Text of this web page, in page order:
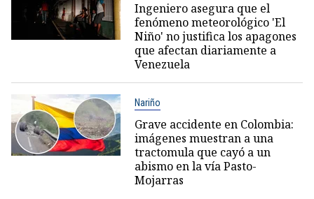
Ingeniero asegura que el
fenómeno meteorológico 'El
Niño' no justifica los apagones
que afectan diariamente a
Venezuela
Nariño
Grave accidente en Colombia:
imágenes muestran a una
tractomula que cayó a un
abismo en la vía Pasto-
Mojarras